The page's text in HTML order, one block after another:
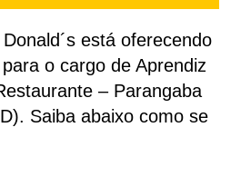
está oferecendo
o cargo de Aprendiz
– Parangaba
Saiba abaixo como se